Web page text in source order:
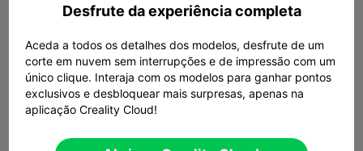
print model STL File toy
Desfrute da experiência completa
Aceda a todos os detalhes dos modelos, desfrute de um
corte em nuvem sem interrupções e de impressão com um
único clique. Interaja com os modelos para ganhar pontos
exclusivos e desbloquear mais surpresas, apenas na
aplicação Creality Cloud!